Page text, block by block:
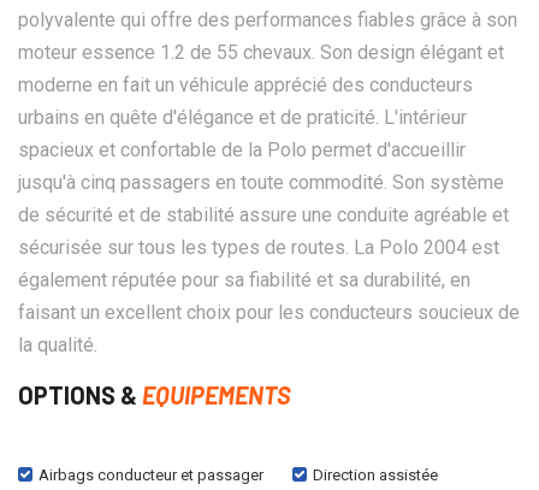
polyvalente qui offre des performances fiables grâce à son
moteur essence 1.2 de 55 chevaux. Son design élégant et
moderne en fait un véhicule apprécié des conducteurs
urbains en quête d'élégance et de praticité. L'intérieur
spacieux et confortable de la Polo permet d'accueillir
jusqu'à cinq passagers en toute commodité. Son système
de sécurité et de stabilité assure une conduite agréable et
sécurisée sur tous les types de routes. La Polo 2004 est
également réputée pour sa fiabilité et sa durabilité, en
faisant un excellent choix pour les conducteurs soucieux de
la qualité.
OPTIONS & EQUIPEMENTS
Airbags conducteur et passager Direction assistée